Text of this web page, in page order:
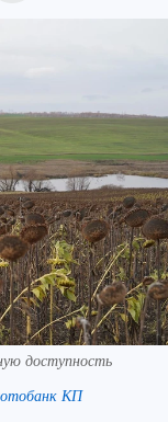
доступность
КП